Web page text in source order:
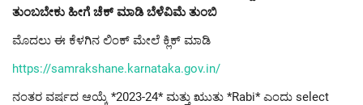
ತುಂಬಬೇಕು ಹೀಗೆ ಚೆಕ್ ಮಾಡಿ ಬೆಳೆವಿಮೆ ತುಂಬಿ
ಮೊದಲು ಈ ಕೆಳಗಿನ ಲಿಂಕ್ ಮೇಲೆ ಕ್ಲಿಕ್ ಮಾಡಿ
https://samrakshane.karnataka.gov.in/
ನಂತರ ವರ್ಷದ ಆಯ್ಕೆ *2023-24* ಮತ್ತು ಋುತು *Rabi* ಎಂದು select